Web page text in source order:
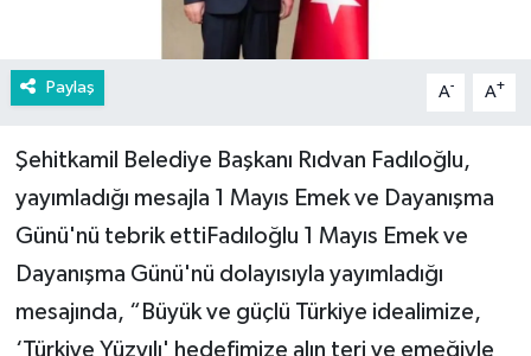
Paylaş A- A+
Şehitkamil Belediye Başkanı Rıdvan Fadıloğlu,
yayımladığı mesajla 1 Mayıs Emek ve Dayanışma
Günü'nü tebrik ettiFadıloğlu 1 Mayıs Emek ve
Dayanışma Günü'nü dolayısıyla yayımladığı
mesajında, “Büyük ve güçlü Türkiye idealimize,
‘Türkiye Yüzyılı' hedefimize alın teri ve emeğiyle